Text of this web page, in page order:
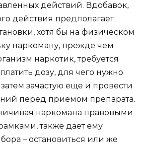
действий. Вдобавок,
действия предполагает
хотя бы на физическом
наркоману, прежде чем
наркотик, требуется
дозу, для чего нужно
зачастую еще и провести
перед приемом препарата.
наркомана правовыми
также дает ему
– остановиться или же